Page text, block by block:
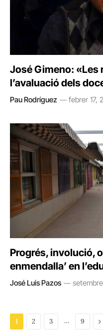
José Gimeno: «Les
l’avaluació dels
Pau Rodríguez febrer 17,
Progrés, involució,
enmendalla’ en
José Luis Pazos
1 2 3 … 9